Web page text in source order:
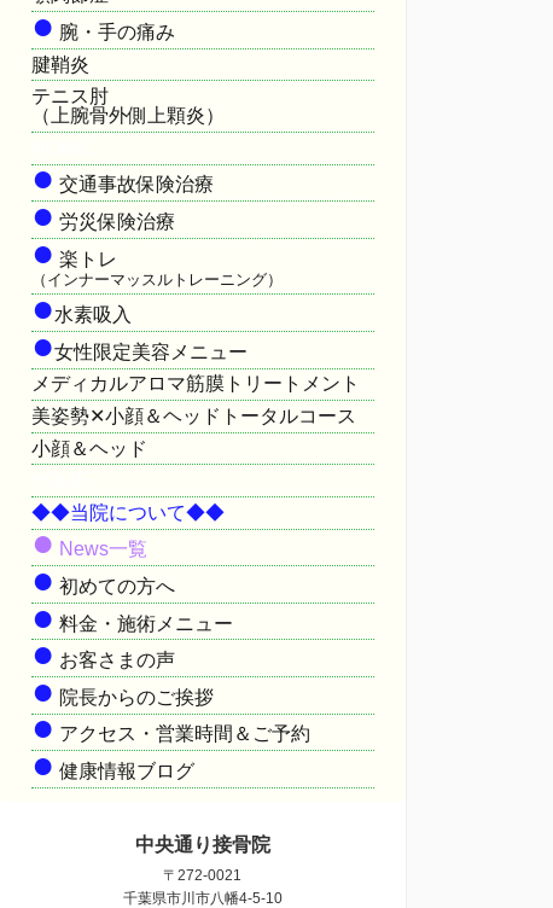
● 腕・手の痛み
腱鞘炎
テニス肘
（上腕骨外側上顆炎）
● 交通事故保険治療
● 労災保険治療
● 楽トレ
（インナーマッスルトレーニング）
●水素吸入
●女性限定美容メニュー
メディカルアロマ筋膜トリートメント
美姿勢✕小顔＆ヘッドトータルコース
小顔＆ヘッド
◆◆当院について◆◆
● News一覧
● 初めての方へ
● 料金・施術メニュー
● お客さまの声
● 院長からのご挨拶
● アクセス・営業時間＆ご予約
● 健康情報ブログ
中央通り接骨院
〒272-0021
千葉県市川市八幡4-5-10